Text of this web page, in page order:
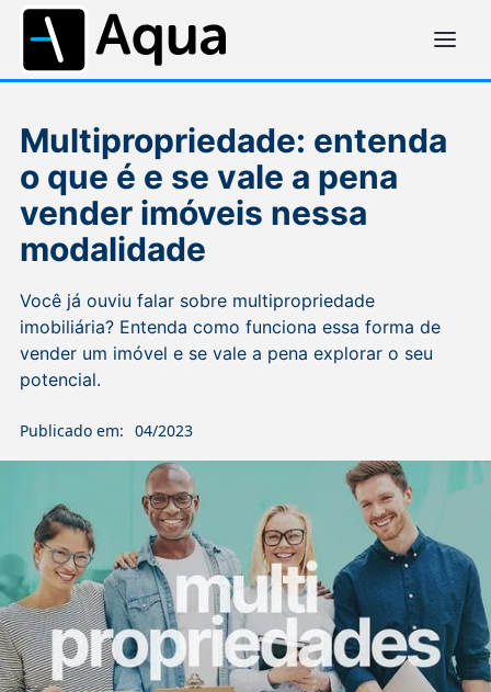
Multipropriedade: entenda
o que é e se vale a pena
vender imóveis nessa
modalidade
Você já ouviu falar sobre multipropriedade
imobiliária? Entenda como funciona essa forma de
vender um imóvel e se vale a pena explorar o seu
potencial.
Publicado em: 04/2023